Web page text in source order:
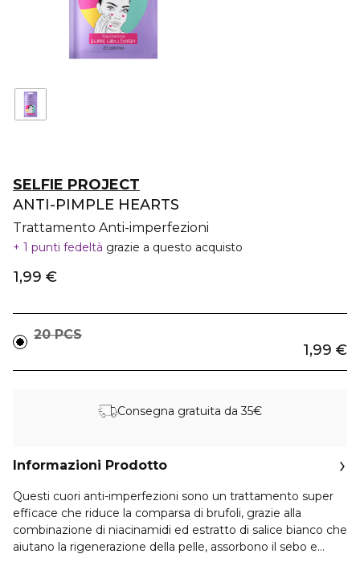
SELFIE PROJECT
ANTI-PIMPLE HEARTS
Trattamento Anti-imperfezioni
1 punti fedeltà grazie a questo acquisto
1,99 €
20 PCS
1,99 €
Consegna gratuita da 35€
Informazioni Prodotto
Questi cuori anti-imperfezioni sono un trattamento super
efficace che riduce la comparsa di brufoli, grazie alla
combinazione di niacinamidi ed estratto di salice bianco che
aiutano la rigenerazione della pelle, assorbono il sebo e